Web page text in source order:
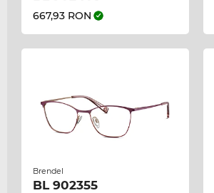
667,93 RON
Brendel
BL 902355